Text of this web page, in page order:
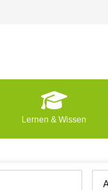
Lernen & Wissen